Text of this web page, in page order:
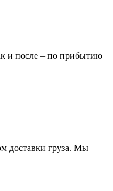
и после – по прибытию
доставки груза. Мы